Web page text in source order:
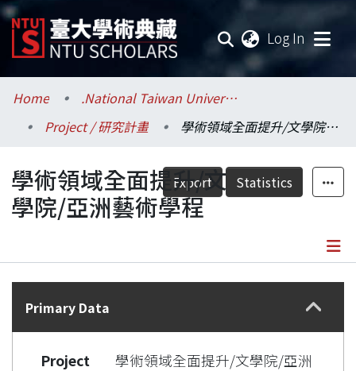
Log In
Communities & Collections
Research Outputs
Fundings & Projects
Researchers
Statistics
Home
.National Taiwan University / 國立臺灣大學
Project / 研究計畫
學術領域全面提升/文學院/亞洲藝術學程
Export Statistics
學術領域全面提升/文
學院/亞洲藝術學程
Details
Primary Data
Project
學術領域全面提升/文學院/亞洲